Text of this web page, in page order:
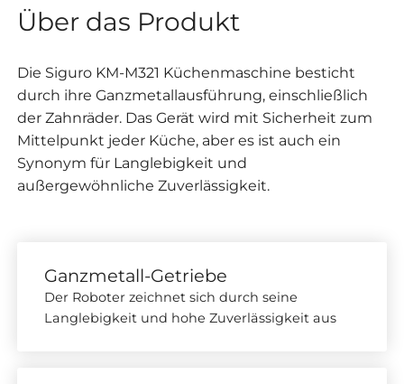
Über das Produkt
Die Siguro KM-M321 Küchenmaschine besticht
durch ihre Ganzmetallausführung, einschließlich
der Zahnräder. Das Gerät wird mit Sicherheit zum
Mittelpunkt jeder Küche, aber es ist auch ein
Synonym für Langlebigkeit und
außergewöhnliche Zuverlässigkeit.
Ganzmetall-Getriebe
Der Roboter zeichnet sich durch seine
Langlebigkeit und hohe Zuverlässigkeit aus